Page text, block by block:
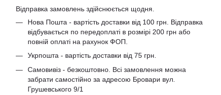
Відправка замовлень здійснюється щодня.
Нова Пошта - вартість доставки від 100 грн. Відправка
відбувається по передоплаті в розмірі 200 грн або
повній оплаті на рахунок ФОП.
Укрпошта - вартість доставки від 75 грн.
Самовивіз - безкоштовно. Всі замовлення можна
забрати самостійно за адресою Бровари вул.
Грушевського 9/1